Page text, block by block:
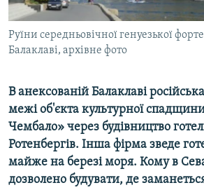
ІНФОГРАФІКА
ДОЛУЧАЙСЯ!
Руїни середньовічної генуезької
Балаклаві, архівне фото
В анексованій Балаклаві
межі об'єкта культурної
Чембало» через будівництво
Ротенбергів. Інша фірма зведе
майже на березі моря. Кому в
дозволено будувати, де